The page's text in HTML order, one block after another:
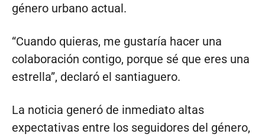
género urbano actual.
“Cuando quieras, me gustaría hacer una
colaboración contigo, porque sé que eres una
estrella”, declaró el santiaguero.
La noticia generó de inmediato altas
expectativas entre los seguidores del género,